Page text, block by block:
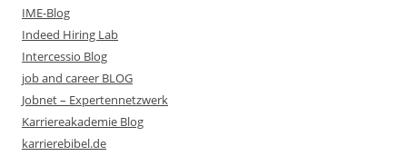
IME-Blog
Indeed Hiring Lab
Intercessio Blog
job and career BLOG
Jobnet – Expertennetzwerk
Karriereakademie Blog
karrierebibel.de